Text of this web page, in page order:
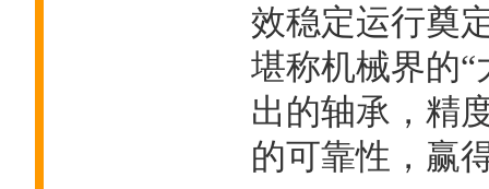
效稳定运行奠
堪称机械界的“
出的轴承，精
的可靠性，赢